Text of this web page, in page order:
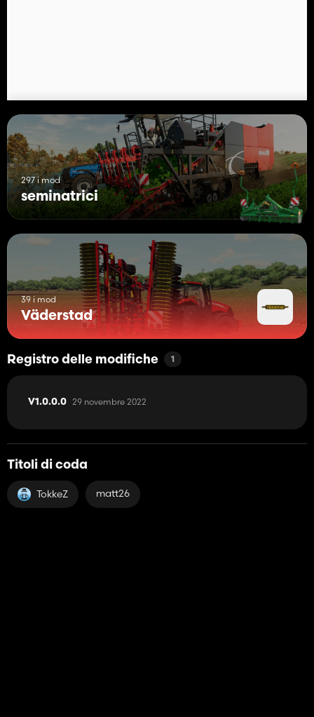
297 i mod
seminatrici
39 i mod
Väderstad
Registro delle modifiche 1
V1.0.0.0 29 novembre 2022
Titoli di coda
TokkeZ matt26